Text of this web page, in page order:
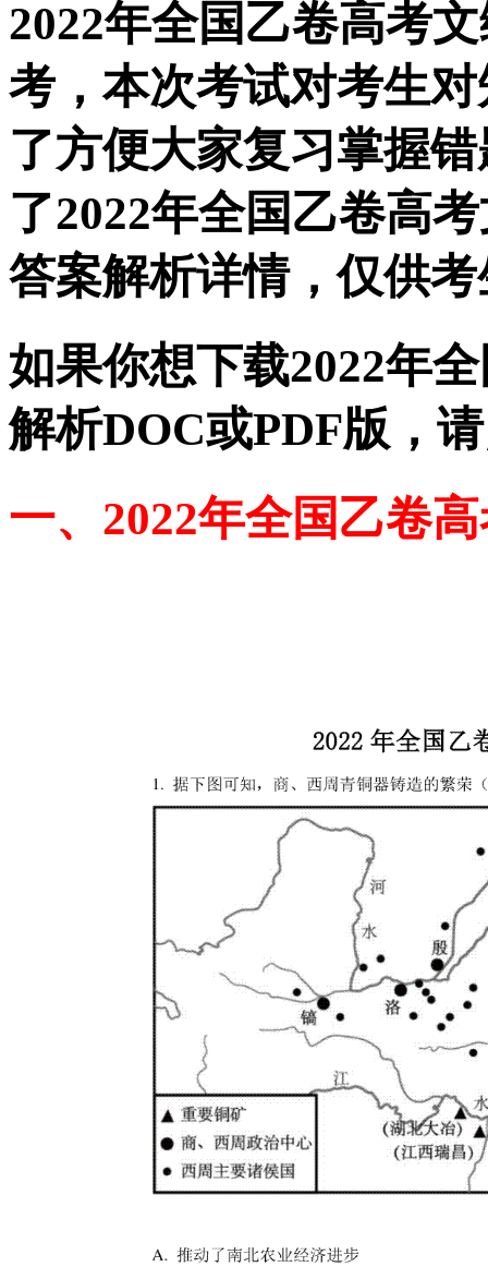
2022年全国乙卷高考
考，本次考试对考生
了方便大家复习掌握
了2022年全国乙卷高
答案解析详情，仅供
如果你想下载2022年
解析DOC或PDF版，
一、2022年全国乙卷